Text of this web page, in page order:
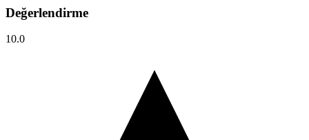
Değerlendirme
10.0